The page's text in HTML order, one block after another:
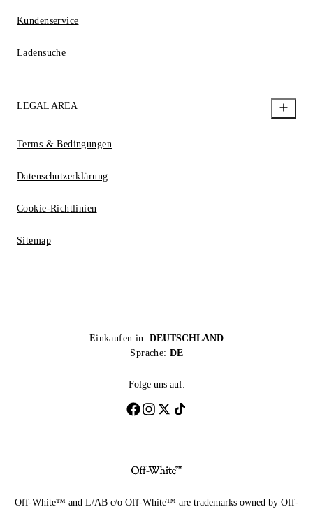
Kundenservice
Ladensuche
LEGAL AREA
Terms & Bedingungen
Datenschutzerklärung
Cookie-Richtlinien
Sitemap
Einkaufen in: DEUTSCHLAND
Sprache: DE
Folge uns auf:
Off-White™ and L/AB c/o Off-White™ are trademarks owned by Off-